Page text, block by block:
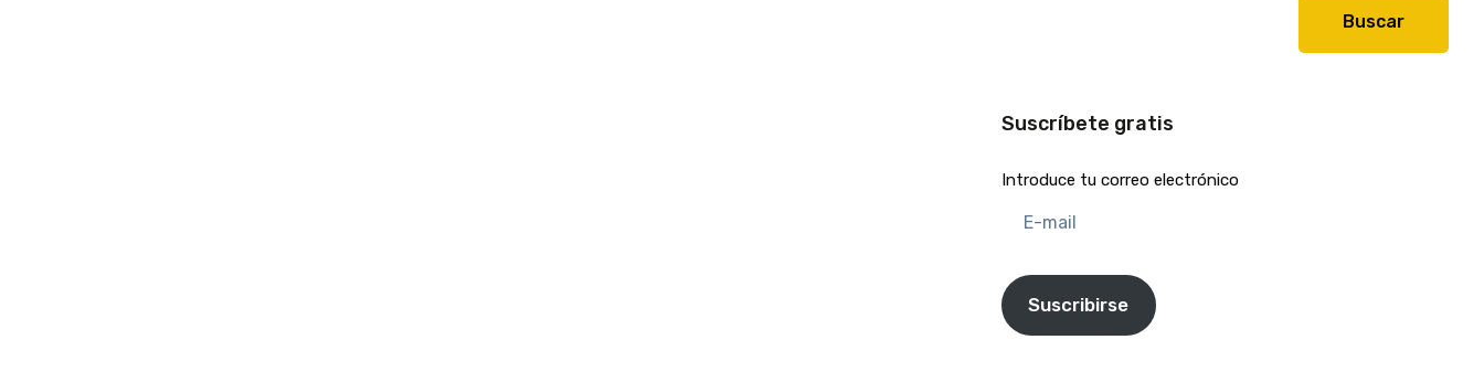
Buscar
Suscríbete gratis
Introduce tu correo electrónico
mail
Suscribirse